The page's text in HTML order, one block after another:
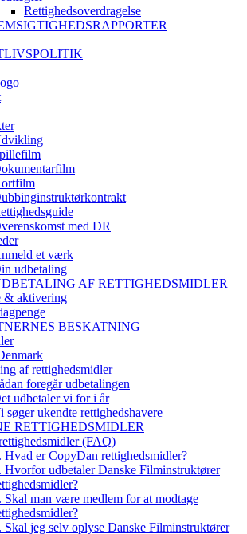
Rettighedsoverdragelse
med DR
et værk
udbetaling
AF RETTIGHEDSMIDLER
& aktivering
BESKATNING
af rettighedsmidler
foregår udbetalingen
udbetaler vi for i år
søger ukendte rettighedshavere
RETTIGHEDSMIDLER
(FAQ)
Hvad er CopyDan rettighedsmidler?
Hvorfor udbetaler Danske Filminstruktører
Skal man være medlem for at modtage
Skal jeg selv oplyse Danske Filminstruktører